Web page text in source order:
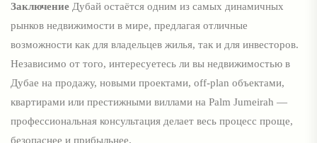
Заключение Дубай остаётся одним из самых динамичных
рынков недвижимости в мире, предлагая отличные
возможности как для владельцев жилья, так и для инвесторов.
Независимо от того, интересуетесь ли вы недвижимостью в
Дубае на продажу, новыми проектами, off-plan объектами,
квартирами или престижными виллами на Palm Jumeirah —
профессиональная консультация делает весь процесс проще,
безопаснее и прибыльнее.